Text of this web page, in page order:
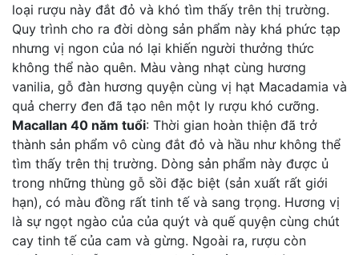
loại rượu này đắt đỏ và khó tìm thấy trên thị trường.
Quy trình cho ra đời dòng sản phẩm này khá phức tạp
nhưng vị ngon của nó lại khiến người thưởng thức
không thể nào quên. Màu vàng nhạt cùng hương
vanilia, gỗ đàn hương quyện cùng vị hạt Macadamia và
quả cherry đen đã tạo nên một ly rượu khó cưỡng.
Macallan 40 năm tuổi: Thời gian hoàn thiện đã trở
thành sản phẩm vô cùng đắt đỏ và hầu như không thể
tìm thấy trên thị trường. Dòng sản phẩm này được ủ
trong những thùng gỗ sồi đặc biệt (sản xuất rất giới
hạn), có màu đồng rất tinh tế và sang trọng. Hương vị
là sự ngọt ngào của của quýt và quế quyện cùng chút
cay tinh tế của cam và gừng. Ngoài ra, rượu còn